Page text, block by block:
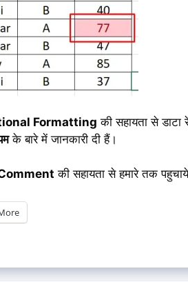
Formatting की सहायता से डाटा
के बारे में जानकारी दी हैं।
की सहायता से हमारे तक